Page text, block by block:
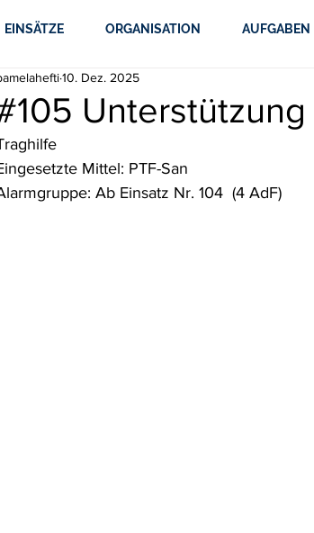
EINSÄTZE ORGANISATION AUFGABEN
10. Dez. 2025
Mittel: PTF-San
Ab Einsatz Nr. 104  (4 AdF)